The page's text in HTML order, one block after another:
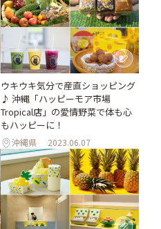
ウキウキ気分で産直ショッピング
♪ 沖縄「ハッピーモア市場
Tropical店」の愛情野菜で体も心
もハッピーに！
沖縄県 2023.06.07